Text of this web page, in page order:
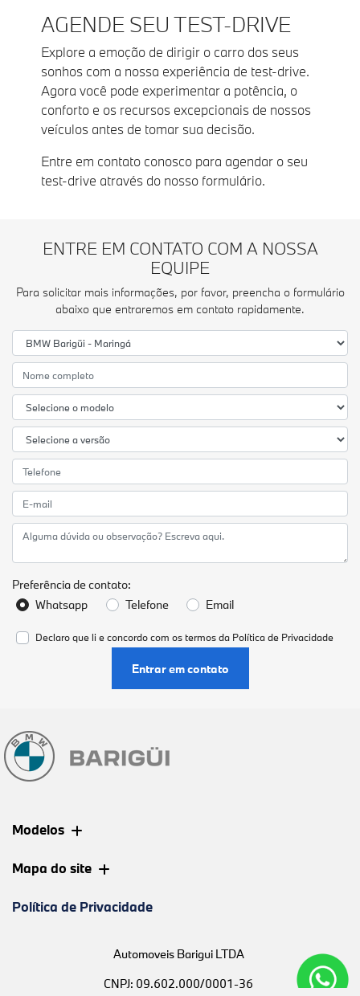
AGENDE SEU TEST-DRIVE
Explore a emoção de dirigir o carro dos seus
sonhos com a nossa experiência de test-drive.
Agora você pode experimentar a potência, o
conforto e os recursos excepcionais de nossos
veículos antes de tomar sua decisão.
Entre em contato conosco para agendar o seu
test-drive através do nosso formulário.
ENTRE EM CONTATO COM A NOSSA
EQUIPE
Para solicitar mais informações, por favor, preencha o formulário
abaixo que entraremos em contato rapidamente.
Preferência de contato:
Whatsapp
Telefone Email
Declaro que li e concordo com os termos da Política de Privacidade
Entrar em contato
Modelos
Mapa do site
Política de Privacidade
Automoveis Barigui LTDA
CNPJ: 09.602.000/0001-36